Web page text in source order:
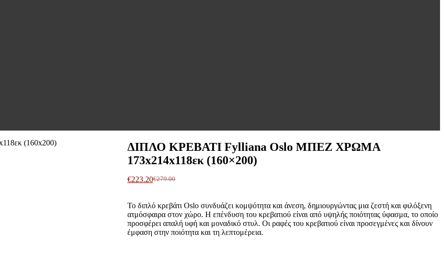
ΔΙΠΛΟ ΚΡΕΒΑΤΙ Fylliana Oslo ΜΠΕΖ ΧΡΩΜΑ
173x214x118εκ (160×200)
€279.00
Original
was:
€279.00.
€223.20Η
τιμή
είναι:
€223.20.
Το διπλό κρεβάτι Oslo συνδυάζει κομψότητα και άνεση, δημιουργώντας μια ζεστή και φιλόξενη
ατμόσφαιρα στον χώρο. Η επένδυση του κρεβατιού είναι από υψηλής ποιότητας ύφασμα, το οποίο
προσφέρει απαλή υφή και μοναδικό στυλ. Οι ραφές του κρεβατιού είναι προσεγμένες και δίνουν
έμφαση στην ποιότητα και τη λεπτομέρεια.